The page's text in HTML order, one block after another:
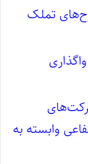
تملک
وابسته به